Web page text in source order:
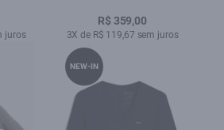
juros
R$ 359,00
3X de R$ 119,67 sem juros
NEW-IN